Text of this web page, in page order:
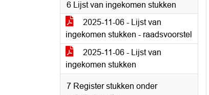
6 Lijst van ingekomen stukken
2025-11-06 - Lijst van
ingekomen stukken - raadsvoorstel
2025-11-06 - Lijst van
ingekomen stukken
7 Register stukken onder